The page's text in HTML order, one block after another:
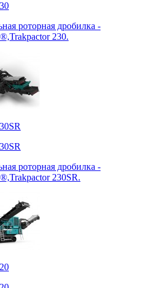
роторная дробилка -
230.
роторная дробилка -
230SR.